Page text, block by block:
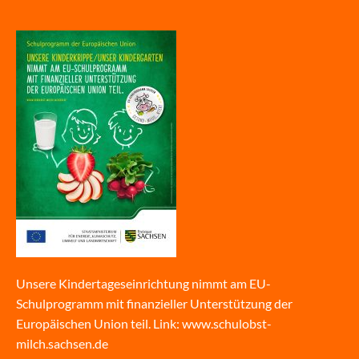
Unsere Kindertageseinrichtung nimmt am EU-
Schulprogramm mit finanzieller Unterstützung der
Europäischen Union teil. Link: www.schulobst-
milch.sachsen.de